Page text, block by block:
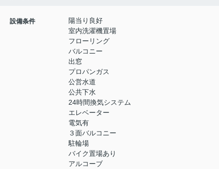
設備条件
陽当り良好
室内洗濯機置場
フローリング
バルコニー
出窓
プロパンガス
公営水道
公共下水
24時間換気システム
エレベーター
電気有
３面バルコニー
駐輪場
バイク置場あり
アルコーブ